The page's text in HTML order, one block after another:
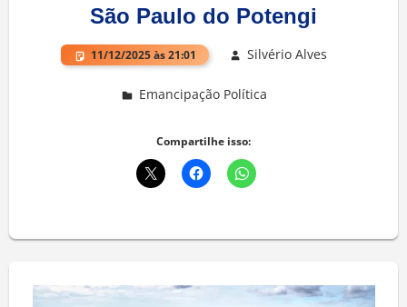
São Paulo do Potengi
11/12/2025 às 21:01 Silvério Alves
Emancipação Política
Compartilhe isso: